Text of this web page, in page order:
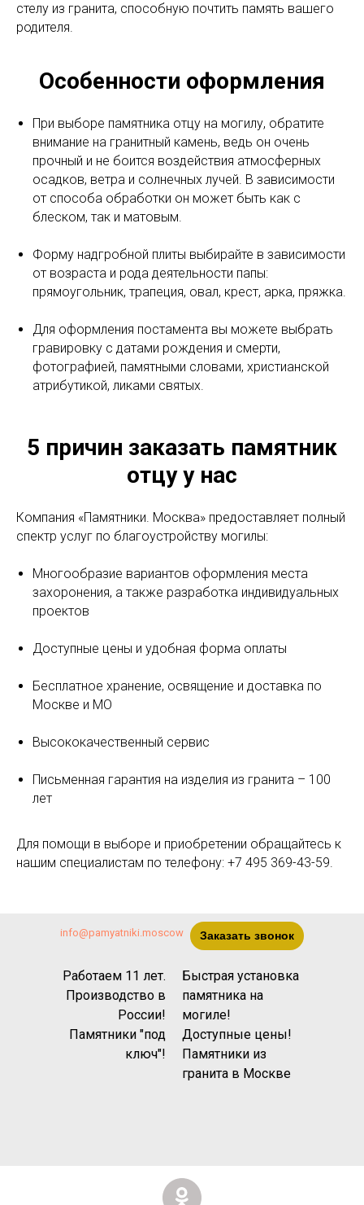
стелу из гранита, способную почтить память вашего
родителя.
Особенности оформления
При выборе памятника отцу на могилу, обратите
внимание на гранитный камень, ведь он очень
прочный и не боится воздействия атмосферных
осадков, ветра и солнечных лучей. В зависимости
от способа обработки он может быть как с
блеском, так и матовым.
Форму надгробной плиты выбирайте в зависимости
от возраста и рода деятельности папы:
прямоугольник, трапеция, овал, крест, арка, пряжка.
Для оформления постамента вы можете выбрать
гравировку с датами рождения и смерти,
фотографией, памятными словами, христианской
атрибутикой, ликами святых.
5 причин заказать памятник
отцу у нас
Компания «Памятники. Москва» предоставляет полный
спектр услуг по благоустройству могилы:
Многообразие вариантов оформления места
захоронения, а также разработка индивидуальных
проектов
Доступные цены и удобная форма оплаты
Бесплатное хранение, освящение и доставка по
Москве и МО
Высококачественный сервис
Письменная гарантия на изделия из гранита – 100
лет
Для помощи в выборе и приобретении обращайтесь к
нашим специалистам по телефону: +7 495 369-43-59.
Работаем 11 лет.
Производство в
России!
Памятники "под
ключ"!
info@pamyatniki.moscow
Быстрая установка
памятника на
могиле!
Доступные цены!
Памятники из
гранита в Москве
Заказать звонок